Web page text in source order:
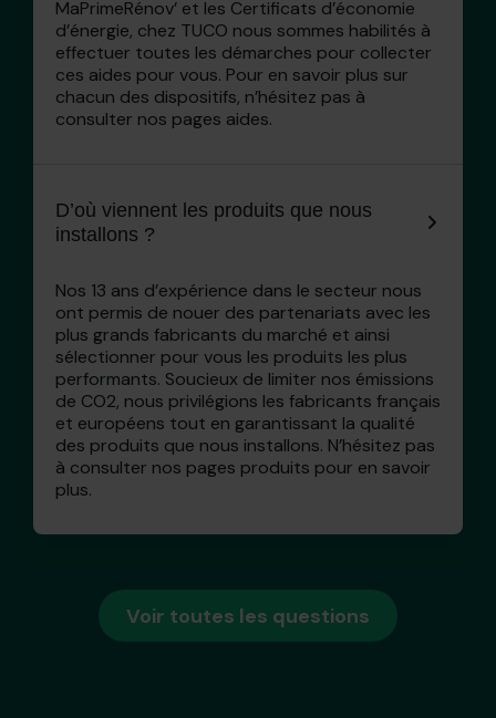
MaPrimeRénov’ et les Certificats d’économie
d’énergie, chez TUCO nous sommes habilités à
effectuer toutes les démarches pour collecter
ces aides pour vous. Pour en savoir plus sur
chacun des dispositifs, n’hésitez pas à
consulter nos pages aides.
D’où viennent les produits que nous
installons ?
Nos 13 ans d’expérience dans le secteur nous
ont permis de nouer des partenariats avec les
plus grands fabricants du marché et ainsi
sélectionner pour vous les produits les plus
performants. Soucieux de limiter nos émissions
de CO2, nous privilégions les fabricants français
et européens tout en garantissant la qualité
des produits que nous installons. N’hésitez pas
à consulter nos pages produits pour en savoir
plus.
Voir toutes les questions